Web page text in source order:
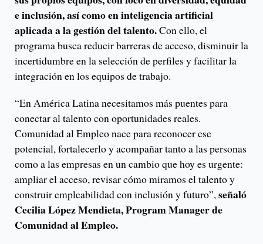
e inclusión, así como en inteligencia artificial
aplicada a la gestión del talento.Con ello, el
programa busca reducir barreras de acceso, disminuir la
incertidumbre en la selección de perfiles y facilitar la
integración en los equipos de trabajo.
“En América Latina necesitamos más puentes para
conectar al talento con oportunidades reales.
Comunidad al Empleo nace para reconocer ese
potencial, fortalecerlo y acompañar tanto a las personas
como a las empresas en un cambio que hoy es urgente:
ampliar el acceso, revisar cómo miramos el talento y
construir empleabilidad con inclusión y futuro”,señaló
Cecilia López Mendieta, Program Manager de
Comunidad al Empleo.